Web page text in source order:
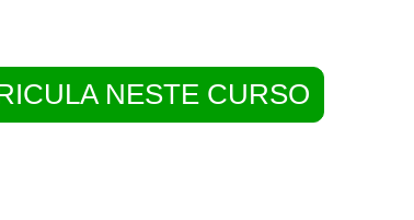
NESTE CURSO